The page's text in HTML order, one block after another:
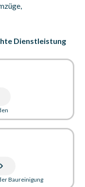
Dienstleistung
Baureinigung